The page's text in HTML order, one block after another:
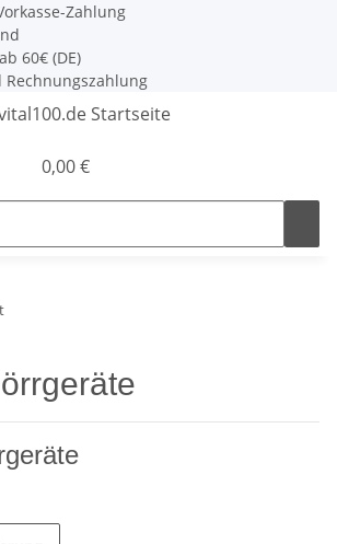
Zahlung
60€ (DE)
0,00 €